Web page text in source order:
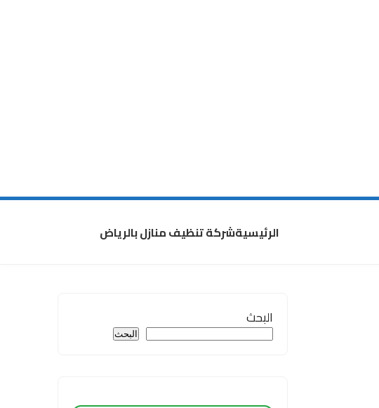
الرئيسيةشركة تنظيف منازل بالرياض
البحث
البحث